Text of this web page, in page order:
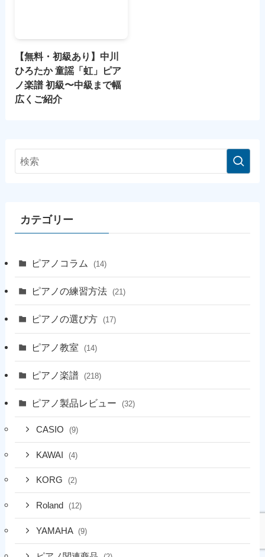
【無料・初級あり】中川
ひろたか 童謡「虹」ピア
ノ楽譜 初級〜中級まで幅
広くご紹介
カテゴリー
ピアノコラム (14)
ピアノの練習方法 (21)
ピアノの選び方 (17)
ピアノ教室 (14)
ピアノ楽譜 (218)
ピアノ製品レビュー (32)
CASIO (9)
KAWAI (4)
KORG (2)
Roland (12)
YAMAHA (9)